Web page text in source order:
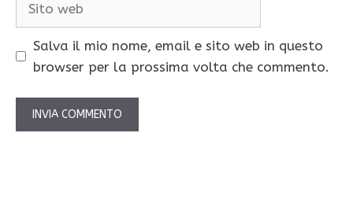
Salva il mio nome, email e sito web in questo
browser per la prossima volta che commento.